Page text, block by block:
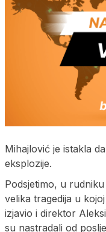
Mihajlović je istakla
eksplozije.
Podsjetimo, u
velika tragedija u
izjavio i direktor
su nastradali od